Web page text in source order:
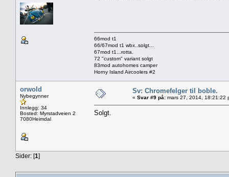
66mod t1
66/67mod t1 wbx..solgt...
67mod t1...rotta.
72 "custom" variant solgt
83mod autohomes camper
Horny Island Aircoolers #2
orwold
Nybegynner
Innlegg: 34
Bosted: Myrstadveien 2
7080Heimdal
Sv: Chromefelger til boble.
« Svar #9 på: mars 27, 2014, 18:21:22
Solgt.
Sider: [1]